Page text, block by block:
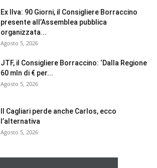
Ex Ilva: 90 Giorni, il Consigliere Borraccino
presente all’Assemblea pubblica
organizzata...
Agosto 5, 2026
JTF, il Consigliere Borraccino: ‘Dalla Regione
60 mln di € per...
Agosto 5, 2026
Il Cagliari perde anche Carlos, ecco
l’alternativa
Agosto 5, 2026